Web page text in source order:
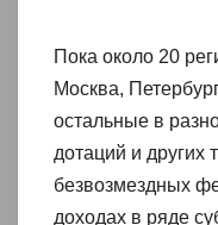
Пока около 20
Москва,
остальные в
дотаций и других
безвозмездных
доходах в ряде